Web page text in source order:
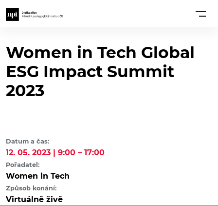
Women in Tech Global
ESG Impact Summit
2023
Datum a čas:
12. 05. 2023 | 9:00 – 17:00
Pořadatel:
Women in Tech
Způsob konání:
Virtuálně živě